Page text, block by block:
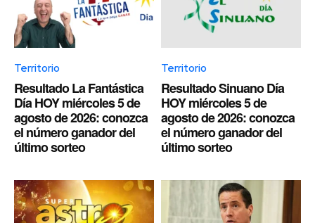
Territorio
Resultado La Fantástica
Día HOY miércoles 5 de
agosto de 2026: conozca
el número ganador del
último sorteo
Territorio
Resultado Sinuano Día
HOY miércoles 5 de
agosto de 2026: conozca
el número ganador del
último sorteo